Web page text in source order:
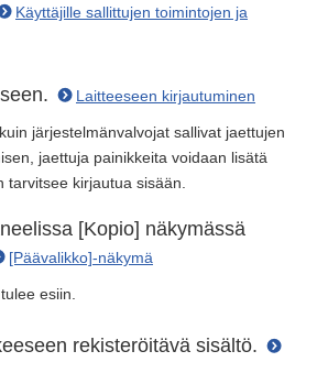
Käyttäjille sallittujen toimintojen ja
Laitteeseen kirjautuminen
järjestelmänvalvojat sallivat jaettujen
jaettuja painikkeita voidaan lisätä
tarvitsee kirjautua sisään.
[Kopio] näkymässä
[Päävalikko]-näkymä
esiin.
rekisteröitävä sisältö.